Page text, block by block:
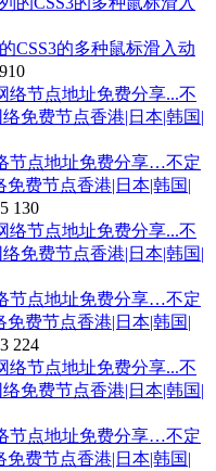
CSS3的多种鼠标滑入动
节点地址免费分享…不定
费节点香港|日本|韩国|
130
节点地址免费分享…不定
费节点香港|日本|韩国|
224
节点地址免费分享…不定
费节点香港|日本|韩国|